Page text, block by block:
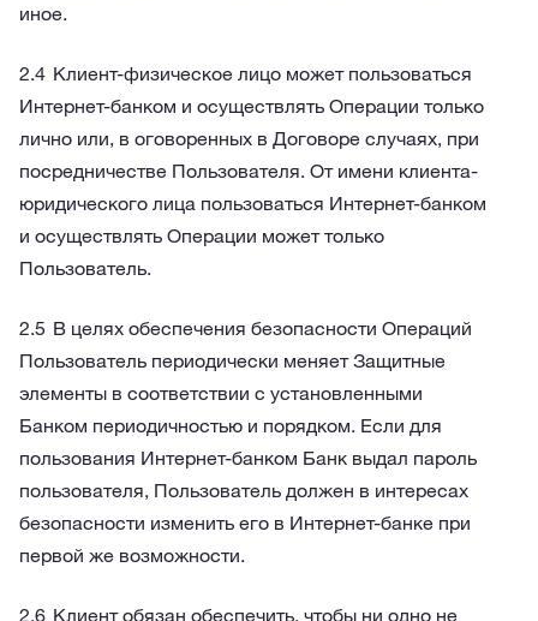
иное.
Клиент-физическое лицо может пользоваться
Интернет-банком и осуществлять Операции только
лично или, в оговоренных в Договоре случаях, при
посредничестве Пользователя. От имени клиента-
юридического лица пользоваться Интернет-банком
и осуществлять Операции может только
Пользователь.
В целях обеспечения безопасности Операций
Пользователь периодически меняет Защитные
элементы в соответствии с установленными
Банком периодичностью и порядком. Если для
пользования Интернет-банком Банк выдал пароль
пользователя, Пользователь должен в интересах
безопасности изменить его в Интернет-банке при
первой же возможности.
Клиент обязан обеспечить, чтобы ни одно не